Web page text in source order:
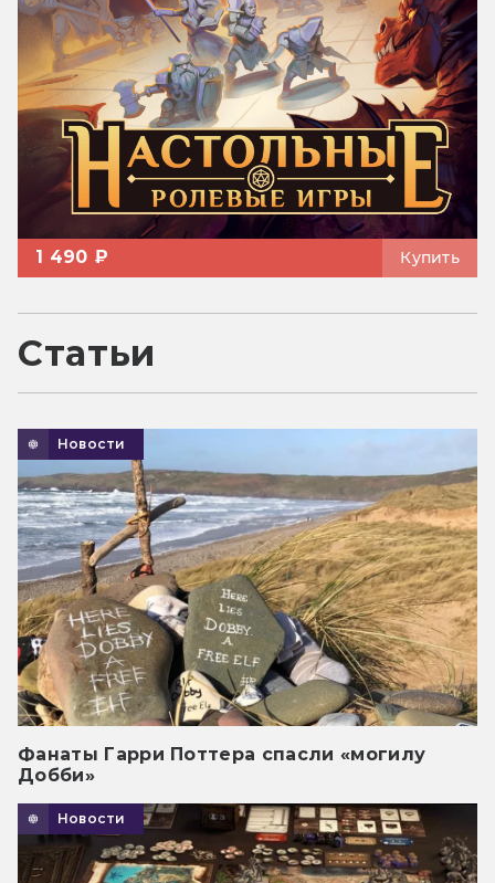
1 490 ₽ Купить
Статьи
Новости
Фанаты Гарри Поттера спасли «могилу
Добби»
Новости